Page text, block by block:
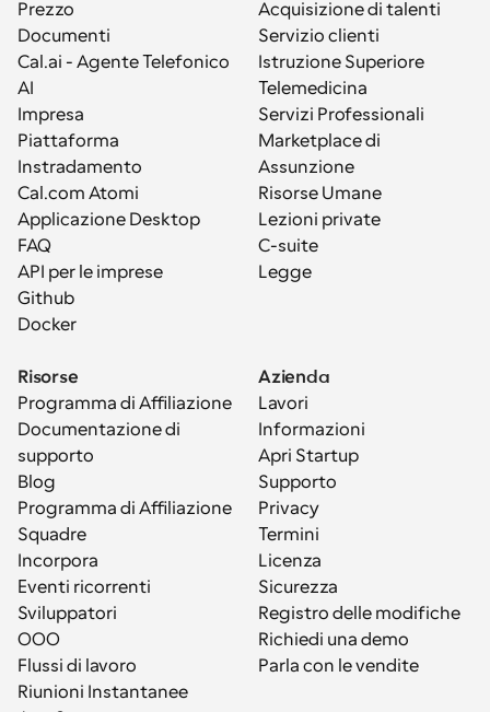
Prezzo
Documenti
Cal.ai - Agente Telefonico
AI
Impresa
Piattaforma
Instradamento
Cal.com Atomi
Applicazione Desktop
FAQ
API per le imprese
Github
Docker
Acquisizione di talenti
Servizio clienti
Istruzione Superiore
Telemedicina
Servizi Professionali
Marketplace di
Assunzione
Risorse Umane
Lezioni private
C-suite
Legge
Risorse
Programma di Affiliazione
Documentazione di
supporto
Blog
Programma di Affiliazione
Squadre
Incorpora
Eventi ricorrenti
Sviluppatori
OOO
Flussi di lavoro
Riunioni Instantanee
Azienda
Lavori
Informazioni
Apri Startup
Supporto
Privacy
Termini
Licenza
Sicurezza
Registro delle modifiche
Richiedi una demo
Parla con le vendite